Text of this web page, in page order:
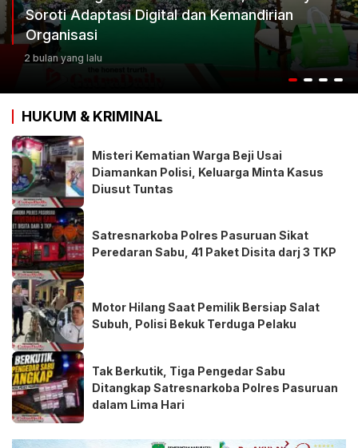
Ketum Progib Dorong Rapimwil Jatim Hasilkan
Keputusan Terbaik
2 bulan yang lalu
HUKUM & KRIMINAL
Misteri Kematian Warga Beji Usai
Diamankan Polisi, Keluarga Minta Kasus
Diusut Tuntas
Satresnarkoba Polres Pasuruan Sikat
Peredaran Sabu, 41 Paket Disita darj 3 TKP
Motor Hilang Saat Pemilik Bersiap Salat
Subuh, Polisi Bekuk Terduga Pelaku
Tak Berkutik, Tiga Pengedar Sabu
Ditangkap Satresnarkoba Polres Pasuruan
dalam Lima Hari